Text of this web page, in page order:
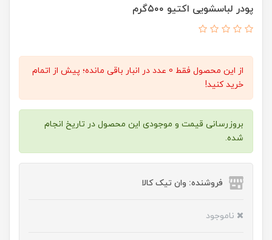
پودر لباسشویی اکتیو ۵۰۰گرم
از این محصول فقط 0 عدد در انبار باقی مانده؛ پیش از اتمام
خرید کنید!
بروزرسانی قیمت و موجودی این محصول در تاریخ انجام
شده.
فروشنده: وان تیک کالا
ناموجود